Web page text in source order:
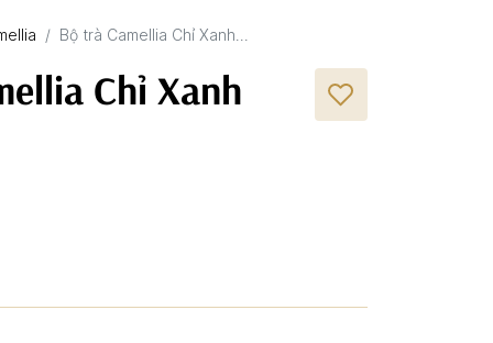
Bộ trà Camellia Chỉ Xanh...
Chỉ Xanh